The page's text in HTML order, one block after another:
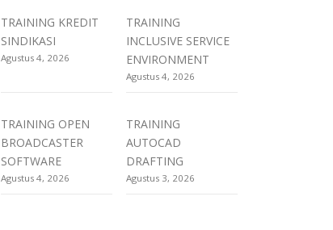
TRAINING KREDIT
SINDIKASI
Agustus 4, 2026
TRAINING
INCLUSIVE SERVICE
ENVIRONMENT
Agustus 4, 2026
TRAINING OPEN
BROADCASTER
SOFTWARE
Agustus 4, 2026
TRAINING
AUTOCAD
DRAFTING
Agustus 3, 2026